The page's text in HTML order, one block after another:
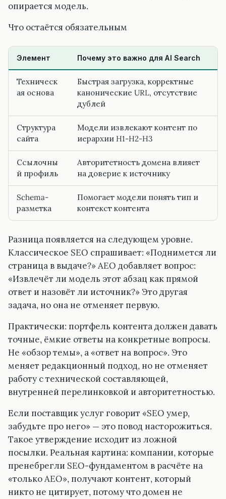
опирается модель.
Что остаётся обязательным
Элемент Почему это важно для AI Search
Техническ
ая основа
Быстрая загрузка, корректные
канонические URL, отсутствие
дублей
Структура
сайта
Модели извлекают контент по
иерархии H1-H2-H3
Ссылочны
й профиль
Авторитетность домена влияет
на доверие к источнику
Schema-
разметка
Помогает модели понять тип и
контекст контента
Разница появляется на следующем уровне.
Классическое SEO спрашивает: «Поднимется ли
страница в выдаче?» AEO добавляет вопрос:
«Извлечёт ли модель этот абзац как прямой
ответ и назовёт ли источник?» Это другая
задача, но она не отменяет первую.
Практически: портфель контента должен давать
точные, ёмкие ответы на конкретные вопросы.
Не «обзор темы», а «ответ на вопрос». Это
меняет редакционный подход, но не отменяет
работу с технической составляющей,
внутренней перелинковкой и авторитетностью.
Если поставщик услуг говорит «SEO умер,
забудьте про него» — это повод насторожиться.
Такое утверждение исходит из ложной
посылки. Реальная картина: компании, которые
пренебрегли SEO-фундаментом в расчёте на
«только AEO», получают контент, который
никто не цитирует, потому что домен не